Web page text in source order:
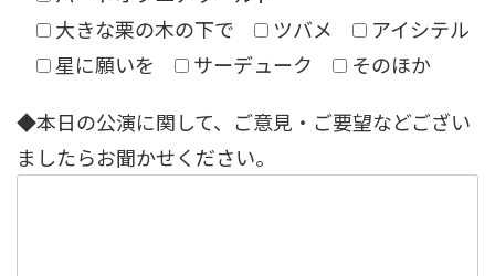
大きな栗の木の下で
ツバメ
アイシテル
星に願いを
サーデューク
そのほか
◆本日の公演に関して、ご意見・ご要望などござい
ましたらお聞かせください。